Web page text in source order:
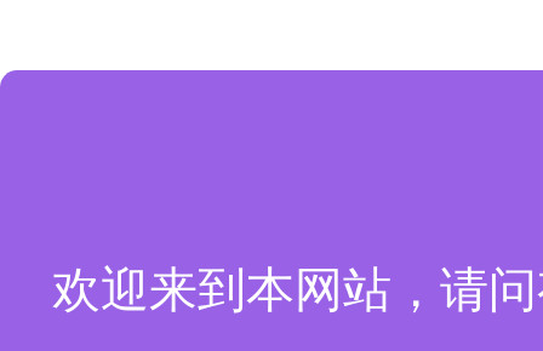
欢迎来到本网站，请